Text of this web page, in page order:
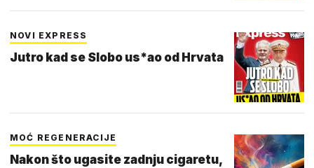
NOVI EXPRESS
Jutro kad se Slobo us*ao od Hrvata
MOĆ REGENERACIJE
Nakon što ugasite zadnju cigaretu,